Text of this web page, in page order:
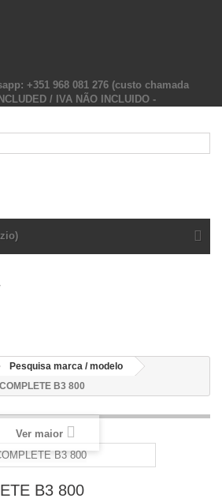
+351 968 081 276 (custo chamada
/ IVA NÃO INCLUIDO -
Pesquisa marca / modelo
B3 800
Ver maior
B3 800